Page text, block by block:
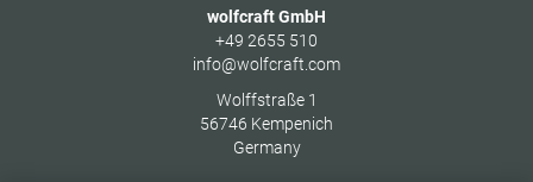
wolfcraft GmbH
+49 2655 510
info@wolfcraft.com
Wolffstraße 1
56746 Kempenich
Germany